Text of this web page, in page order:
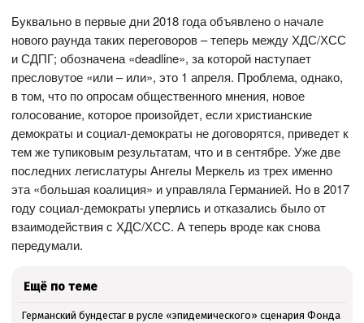
Буквально в первые дни 2018 года объявлено о начале
нового раунда таких переговоров – теперь между ХДС/ХСС
и СДПГ; обозначена «deadline», за которой наступает
пресловутое «или – или», это 1 апреля. Проблема, однако,
в том, что по опросам общественного мнения, новое
голосование, которое произойдет, если христианские
демократы и социал-демократы не договорятся, приведет к
тем же тупиковым результатам, что и в сентябре. Уже две
последних легислатуры Ангелы Меркель из трех именно
эта «большая коалиция» и управляла Германией. Но в 2017
году социал-демократы уперлись и отказались было от
взаимодействия с ХДС/ХСС. А теперь вроде как снова
передумали.
Ещё по теме
Германский бундестаг в русле «эпидемического» сценария Фонда